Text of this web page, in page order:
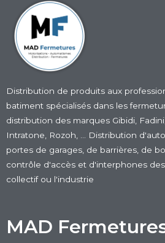
Distribution de produits aux
batiment spécialisés dans les
distribution des marques Gibidi,
Intratone, Rozoh, … Distribution
portes de garages, de barrières, de
contrôle d'accès et d'interphones
collectif ou l'industrie
MAD